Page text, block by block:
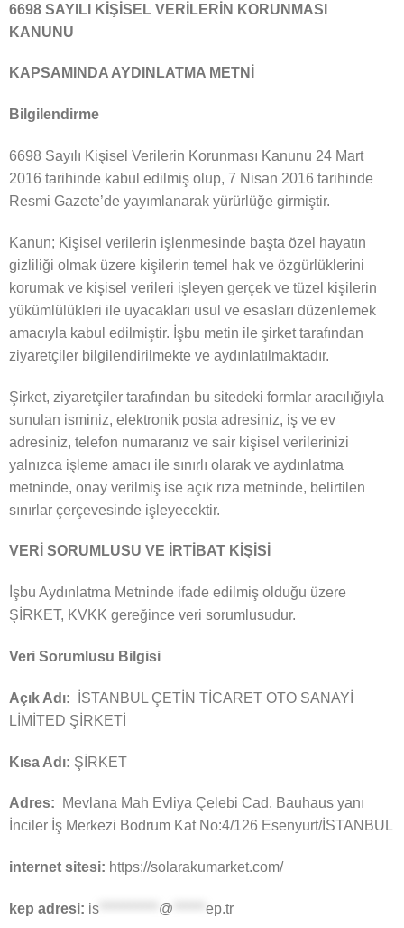
6698 SAYILI KİŞİSEL VERİLERİN KORUNMASI
KANUNU
KAPSAMINDA AYDINLATMA METNİ
Bilgilendirme
6698 Sayılı Kişisel Verilerin Korunması Kanunu 24 Mart
2016 tarihinde kabul edilmiş olup, 7 Nisan 2016 tarihinde
Resmi Gazete’de yayımlanarak yürürlüğe girmiştir.
Kanun; Kişisel verilerin işlenmesinde başta özel hayatın
gizliliği olmak üzere kişilerin temel hak ve özgürlüklerini
korumak ve kişisel verileri işleyen gerçek ve tüzel kişilerin
yükümlülükleri ile uyacakları usul ve esasları düzenlemek
amacıyla kabul edilmiştir. İşbu metin ile şirket tarafından
ziyaretçiler bilgilendirilmekte ve aydınlatılmaktadır.
Şirket, ziyaretçiler tarafından bu sitedeki formlar aracılığıyla
sunulan isminiz, elektronik posta adresiniz, iş ve ev
adresiniz, telefon numaranız ve sair kişisel verilerinizi
yalnızca işleme amacı ile sınırlı olarak ve aydınlatma
metninde, onay verilmiş ise açık rıza metninde, belirtilen
sınırlar çerçevesinde işleyecektir.
VERİ SORUMLUSU VE İRTİBAT KİŞİSİ
İşbu Aydınlatma Metninde ifade edilmiş olduğu üzere
ŞİRKET, KVKK gereğince veri sorumlusudur.
Veri Sorumlusu Bilgisi
Açık Adı: İSTANBUL ÇETİN TİCARET OTO SANAYİ
LİMİTED ŞİRKETİ
Kısa Adı: ŞİRKET
Adres: Mevlana Mah Evliya Çelebi Cad. Bauhaus yanı
İnciler İş Merkezi Bodrum Kat No:4/126 Esenyurt/İSTANBUL
internet sitesi: https://solarakumarket.com/
kep adresi: is*********** @ ep.tr